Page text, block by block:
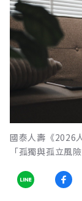
國泰人壽《2026
「孤獨與孤立風